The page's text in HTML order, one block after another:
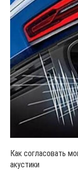
Как согласовать
акустики